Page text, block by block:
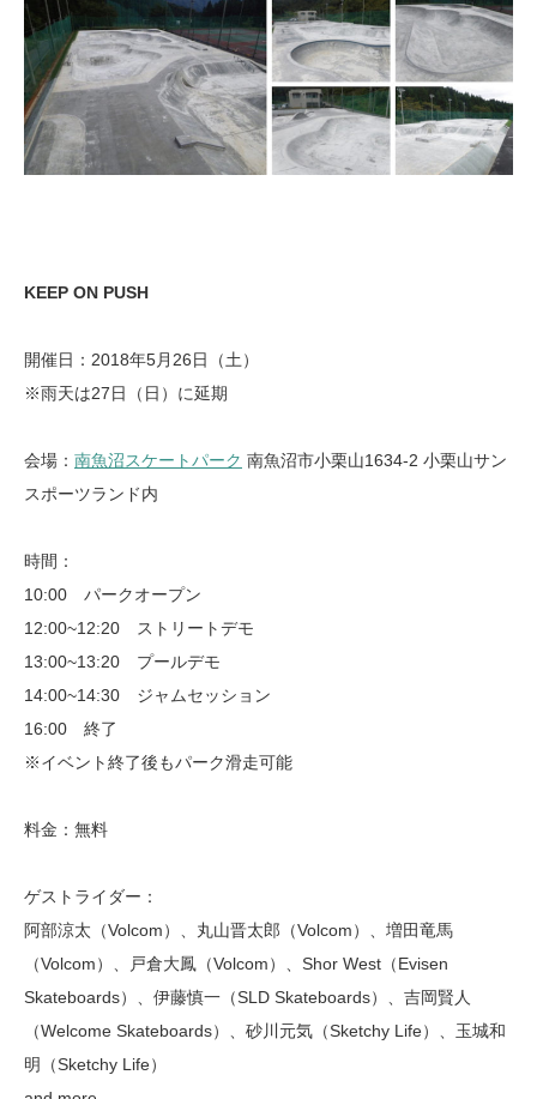
KEEP ON PUSH
開催日：2018年5月26日（土）
※雨天は27日（日）に延期
会場： 南魚沼スケートパーク 南魚沼市小栗山1634-2 小栗山サン
スポーツランド内
時間：
10:00 パークオープン
12:00~12:20 ストリートデモ
13:00~13:20 プールデモ
14:00~14:30 ジャムセッション
16:00 終了
※イベント終了後もパーク滑走可能
料金：無料
ゲストライダー：
阿部涼太（Volcom）、丸山晋太郎（Volcom）、増田竜馬
（Volcom）、戸倉大鳳（Volcom）、Shor West（Evisen
Skateboards）、伊藤慎一（SLD Skateboards）、吉岡賢人
（Welcome Skateboards）、砂川元気（Sketchy Life）、玉城和
明（Sketchy Life）